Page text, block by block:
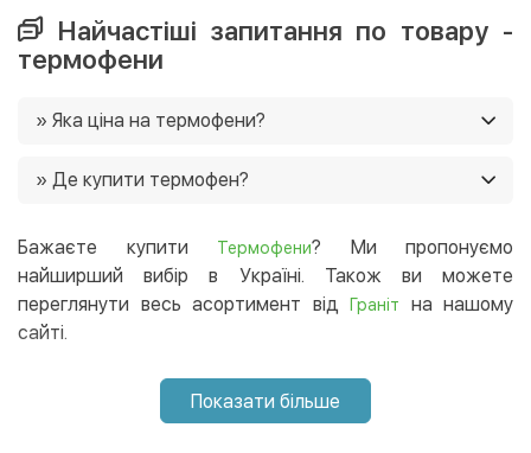
Найчастіші запитання по товару -
термофени
» Яка ціна на термофени?
у нас постійно діють акції, і часто є можливість
» Де купити термофен?
магазині, і ми доставимо його в будь-який регіон
України. 😉
Бажаєте купити Термофени? Ми пропонуємо
найширший вибір в Україні. Також ви можете
переглянути весь асортимент від
Граніт
на нашому
сайті.
Показати більше